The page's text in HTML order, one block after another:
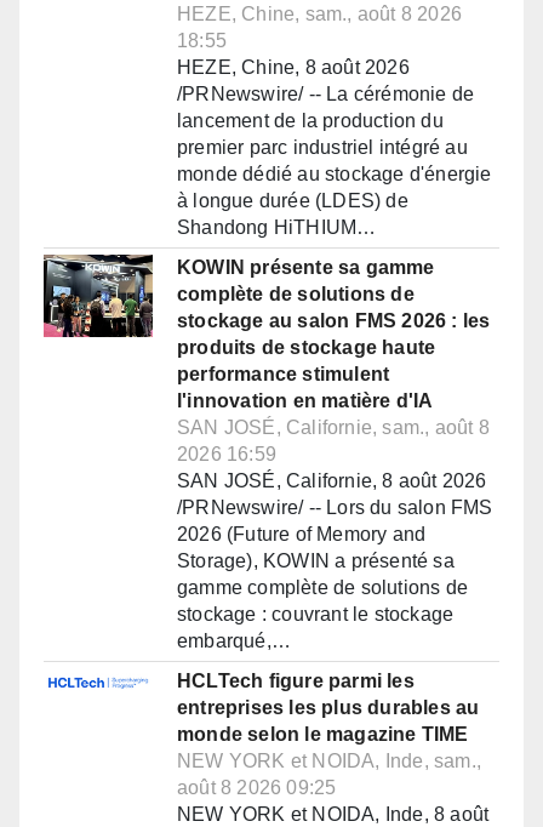
HEZE, Chine, sam., août 8 2026
18:55
HEZE, Chine, 8 août 2026
/PRNewswire/ -- La cérémonie de
lancement de la production du
premier parc industriel intégré au
monde dédié au stockage d'énergie
à longue durée (LDES) de
Shandong HiTHIUM…
KOWIN présente sa gamme
complète de solutions de
stockage au salon FMS 2026 : les
produits de stockage haute
performance stimulent
l'innovation en matière d'IA
SAN JOSÉ, Californie, sam., août 8
2026 16:59
SAN JOSÉ, Californie, 8 août 2026
/PRNewswire/ -- Lors du salon FMS
2026 (Future of Memory and
Storage), KOWIN a présenté sa
gamme complète de solutions de
stockage : couvrant le stockage
embarqué,…
HCLTech figure parmi les
entreprises les plus durables au
monde selon le magazine TIME
NEW YORK et NOIDA, Inde, sam.,
août 8 2026 09:25
NEW YORK et NOIDA, Inde, 8 août